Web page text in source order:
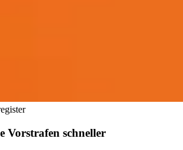
Vorstrafen schneller